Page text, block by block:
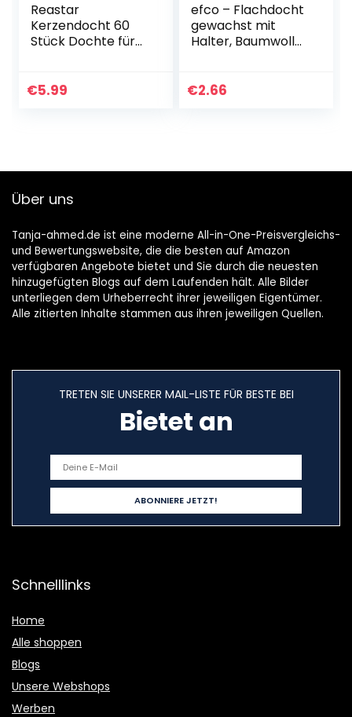
Reastar
Kerzendocht 60
Stück Dochte für
Kerzen mit 60
€5.99
efco – Flachdocht
gewachst mit
Halter, Baumwolle,
€2.66
Über uns
Tanja-ahmed.de ist eine moderne All-in-One-Preisvergleichs-
und Bewertungswebsite, die die besten auf Amazon
verfügbaren Angebote bietet und Sie durch die neuesten
hinzugefügten Blogs auf dem Laufenden hält. Alle Bilder
unterliegen dem Urheberrecht ihrer jeweiligen Eigentümer.
Alle zitierten Inhalte stammen aus ihren jeweiligen Quellen.
TRETEN SIE UNSERER MAIL-LISTE FÜR BESTE BEI
Bietet an
Schnelllinks
Home
Alle shoppen
Blogs
Unsere Webshops
Werben